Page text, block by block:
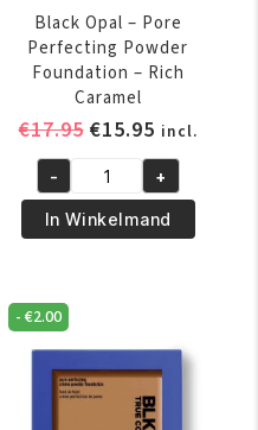
Black Opal – Pore
Perfecting Powder
Foundation – Rich
Caramel
€17.95 Oorspronkelijke
was:
€17.95.
€15.95Huidige
prijs
is:
€15.95.
incl.
Black
Opal
–
Perfecting
Powder
- +
In Winkelmand
-€2.00